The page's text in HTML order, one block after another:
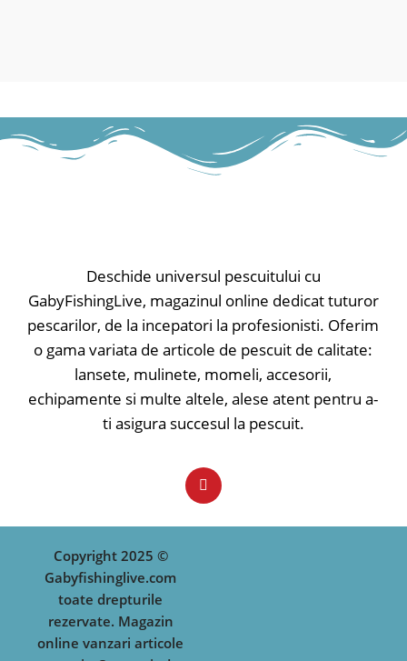
un mâner lung finisat cu plută / EV
A. Sunt incluse 3 vârfuri quiver
(Short Track: 2 vârfuri), precum și
• Husă protecţie
Lungime: 300; Numar tronsoane:
2+2; Lungime tronsoane: 156;
Putere de aruncare: 50-170; Numar
inele: 12; Greutate: 225;
prezentărilor este garantată,
deoarece peștele nu simte nicio
rezistență ca la lansetele de pescuit
la plută sau cele de staționar.
• Blank fibră carbon IM6
• Mâner finisat EVA premium
• Mandrină screw-down
• Inele Titanium Oxid
• Husă protecţie
Lungime: 360; Lungime tronsoane:
128; Putere de aruncare: 40-120;
Numar inele: 12; Greutate: 235;
Deschide universul pescuitului cu
GabyFishingLive, magazinul online dedicat tuturor
pescarilor, de la incepatori la profesionisti. Oferim
o gama variata de articole de pescuit de calitate:
lansete, mulinete, momeli, accesorii,
echipamente si multe altele, alese atent pentru a-
ti asigura succesul la pescuit.
Copyright 2025 ©
Gabyfishinglive.com
toate drepturile
rezervate. Magazin
online vanzari articole